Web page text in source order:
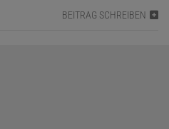
BEITRAG SCHREIBEN